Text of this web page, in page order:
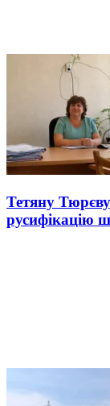
Тетяну
русифікацію